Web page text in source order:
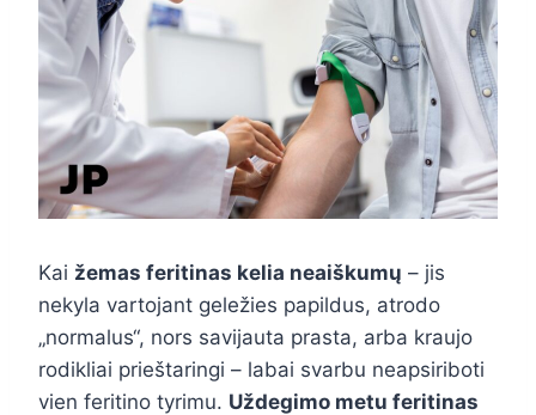
Kai žemas feritinas kelia neaiškumų – jis
nekyla vartojant geležies papildus, atrodo
„normalus“, nors savijauta prasta, arba kraujo
rodikliai prieštaringi – labai svarbu neapsiriboti
vien feritino tyrimu. Uždegimo metu feritinas